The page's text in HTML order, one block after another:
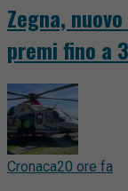
Zegna,
premi fino a
Cronaca20 ore fa